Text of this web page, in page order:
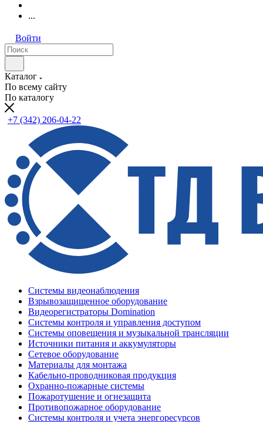
...
Войти
Каталог
По всему сайту
По каталогу
+7 (342) 206-04-22
Системы видеонаблюдения
Взрывозащищенное оборудование
Видеорегистраторы Domination
Системы контроля и управления доступом
Системы оповещения и музыкальной трансляции
Источники питания и аккумуляторы
Сетевое оборудование
Материалы для монтажа
Кабельно-проводниковая продукция
Охранно-пожарные системы
Пожаротушение и огнезащита
Противопожарное оборудование
Системы контроля и учета энергоресурсов